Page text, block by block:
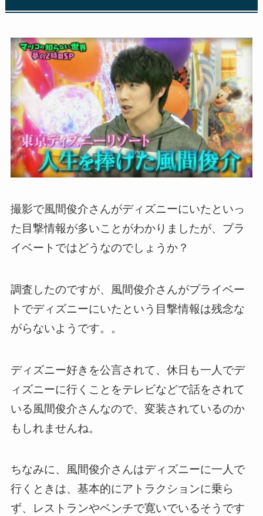
撮影で風間俊介さんがディズニーにいたといっ
た目撃情報が多いことがわかりましたが、プラ
イベートではどうなのでしょうか？
調査したのですが、風間俊介さんがプライベー
トでディズニーにいたという目撃情報は残念な
がらないようです。。
ディズニー好きを公言されて、休日も一人でデ
ィズニーに行くことをテレビなどで話をされて
いる風間俊介さんなので、変装されているのか
もしれませんね。
ちなみに、風間俊介さんはディズニーに一人で
行くときは、基本的にアトラクションに乗ら
ず、レストランやベンチで寛いでいるそうです